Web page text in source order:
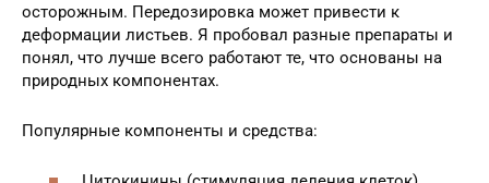
осторожным. Передозировка может привести к
деформации листьев. Я пробовал разные препараты и
понял, что лучше всего работают те, что основаны на
природных компонентах.
Популярные компоненты и средства: